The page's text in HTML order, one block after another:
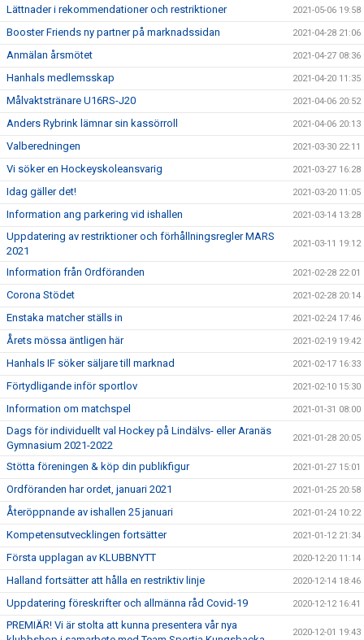
Lättnader i rekommendationer och restriktioner 2021-05-06 19:58
Booster Friends ny partner på marknadssidan 2021-04-28 21:06
Anmälan årsmötet 2021-04-27 08:36
Hanhals medlemsskap 2021-04-20 11:35
Målvaktstränare U16RS-J20 2021-04-06 20:52
Anders Rybrink lämnar sin kassörroll 2021-04-06 20:13
Valberedningen 2021-03-30 22:11
Vi söker en Hockeyskoleansvarig 2021-03-27 16:28
Idag gäller det! 2021-03-20 11:05
Information ang parkering vid ishallen 2021-03-14 13:28
Uppdatering av restriktioner och förhållningsregler MARS
2021
2021-03-11 19:12
Information från Ordföranden 2021-02-28 22:01
Corona Stödet 2021-02-28 20:14
Enstaka matcher ställs in 2021-02-24 17:46
Årets mössa äntligen här 2021-02-19 19:42
Hanhals IF söker säljare till marknad 2021-02-17 16:33
Förtydligande inför sportlov 2021-02-10 15:30
Information om matchspel 2021-01-31 08:00
Dags för individuellt val Hockey på Lindälvs- eller Aranäs
Gymnasium 2021-2022
2021-01-28 20:05
Stötta föreningen & köp din publikfigur 2021-01-27 15:01
Ordföranden har ordet, januari 2021 2021-01-25 20:58
Återöppnande av ishallen 25 januari 2021-01-24 10:22
Kompetensutvecklingen fortsätter 2021-01-12 21:34
Första upplagan av KLUBBNYTT 2020-12-20 11:14
Halland fortsätter att hålla en restriktiv linje 2020-12-14 18:46
Uppdatering föreskrifter och allmänna råd Covid-19 2020-12-12 16:41
PREMIÄR! Vi är stolta att kunna presentera vår nya
2020-12-01 19:43